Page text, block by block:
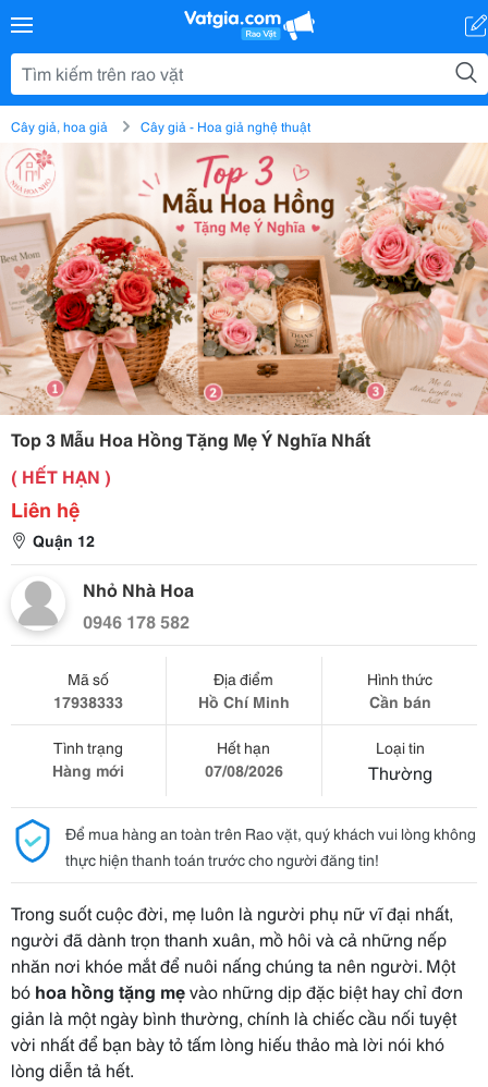
Cây giả, hoa giả Cây giả - Hoa giả nghệ thuật
Top 3 Mẫu Hoa Hồng Tặng Mẹ Ý Nghĩa Nhất
( HẾT HẠN )
Liên hệ
Quận 12
Nhỏ Nhà Hoa
0946 178 582
Mã số
17938333
Địa điểm
Hồ Chí Minh
Hình thức
Cần bán
Tình trạng
Hàng mới
Hết hạn
07/08/2026
Loại tin
Thường
Để mua hàng an toàn trên Rao vặt, quý khách vui lòng không
thực hiện thanh toán trước cho người đăng tin!
Trong suốt cuộc đời, mẹ luôn là người phụ nữ vĩ đại nhất,
người đã dành trọn thanh xuân, mồ hôi và cả những nếp
nhăn nơi khóe mắt để nuôi nấng chúng ta nên người. Một
bó hoa hồng tặng mẹvào những dịp đặc biệt hay chỉ đơn
giản là một ngày bình thường, chính là chiếc cầu nối tuyệt
vời nhất để bạn bày tỏ tấm lòng hiếu thảo mà lời nói khó
lòng diễn tả hết.